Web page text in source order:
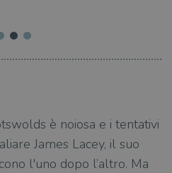
è noiosa e i tentativi
James Lacey, il suo
l'uno dopo l’altro. Ma